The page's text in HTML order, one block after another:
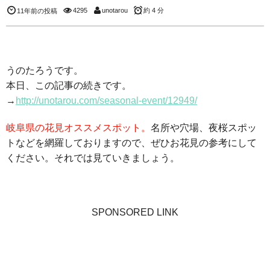
11年前の投稿 4295 unotarou 約 4 分
うのたろうです。
本日、この記事の続きです。
→ http://unotarou.com/seasonal-event/12949/
岐阜県の花見オススメスポット。 名所や穴場、夜桜スポッ
トなどを網羅しておりますので、ぜひお花見の参考にして
ください。それでは見ていきましょう。
SPONSORED LINK